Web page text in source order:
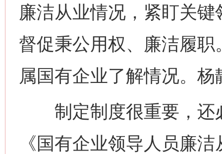
廉洁从业情况，紧盯关
督促秉公用权、廉洁履
属国有企业了解情况。杨
制定制度很重要，还
《国有企业领导人员廉